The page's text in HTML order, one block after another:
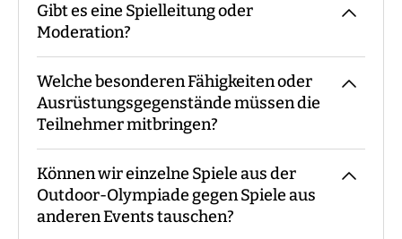
Begrüßung sowie ggf. die
Gruppeneinteilung. Danach erfolgt eine
Einweisung in Materialien und Ablauf,
bevor es losgeht. Während des Events
begleitet Euch der Guide die ganze Zeit
bzw. steht für Fragen zur Verfügung. Am
Ende macht der Guide eine Auswertung
und eine Siegerehrung.
Das Event findet grundsätzlich bei jedem
Wetter statt. Eine Ausnahme bildet eine
amtliche Unwetterwarnung.
Gibt es eine Spielleitung oder
Moderation?
Bei unserer Outdoor-Olympiade sind - je
nach Teilnehmerzahl - immer ein oder
mehrere Guides mit Euch vor Ort.
Welche besonderen Fähigkeiten oder
Ausrüstungsgegenstände müssen die
Teilnehmer mitbringen?
Es sind keine speziellen Vorkenntnisse
oder Ausrüstungsgegenstände
erforderlich. Die Spiele sind so konzipiert,
Können wir einzelne Spiele aus der
Outdoor-Olympiade gegen Spiele aus
anderen Events tauschen?